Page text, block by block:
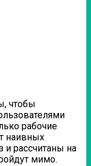
чтобы
рабочие
наивных
и рассчитаны на
мимо.